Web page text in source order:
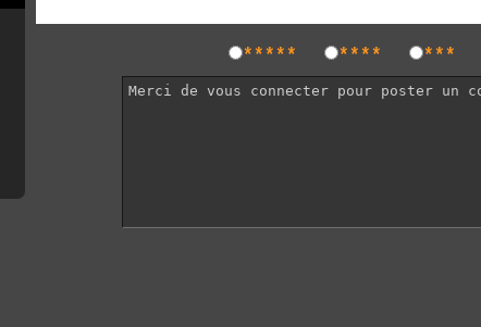
***** **** ***